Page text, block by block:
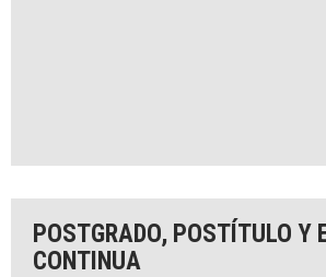
POSTGRADO, POSTÍTULO Y
CONTINUA